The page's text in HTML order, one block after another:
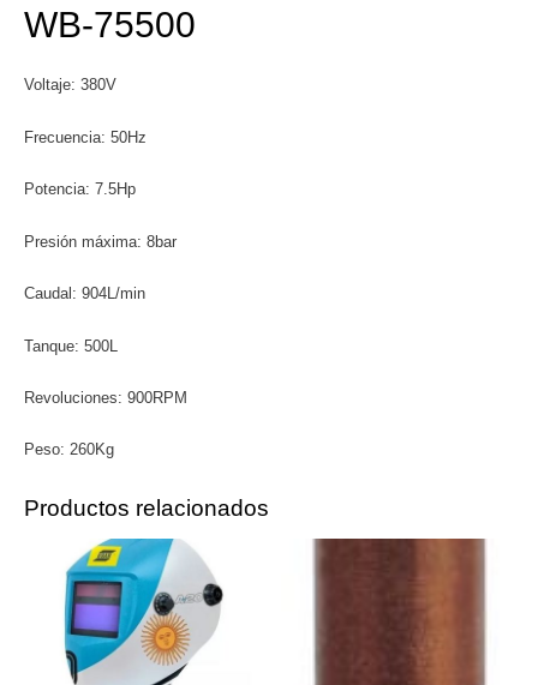
WB-75500
Voltaje: 380V
Frecuencia: 50Hz
Potencia: 7.5Hp
Presión máxima: 8bar
Caudal: 904L/min
Tanque: 500L
Revoluciones: 900RPM
Peso: 260Kg
Productos relacionados